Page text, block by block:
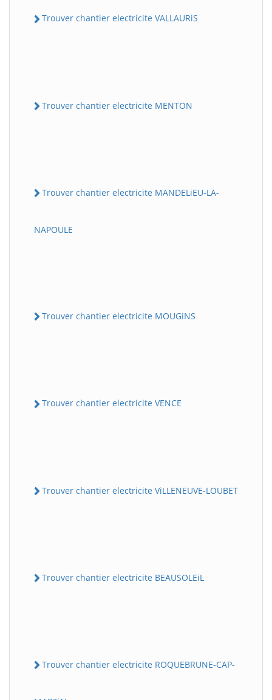
Trouver chantier electricite VALLAURiS
Trouver chantier electricite MENTON
Trouver chantier electricite MANDELiEU-LA-
NAPOULE
Trouver chantier electricite MOUGiNS
Trouver chantier electricite VENCE
Trouver chantier electricite ViLLENEUVE-LOUBET
Trouver chantier electricite BEAUSOLEiL
Trouver chantier electricite ROQUEBRUNE-CAP-